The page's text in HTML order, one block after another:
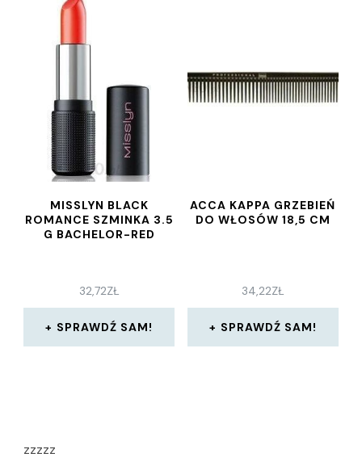
MISSLYN BLACK
ROMANCE SZMINKA 3.5
G BACHELOR-RED
32,72ZŁ
SPRAWDŹ SAM!
ACCA KAPPA GRZEBIEŃ
DO WŁOSÓW 18,5 CM
34,22ZŁ
SPRAWDŹ SAM!
zzzzz